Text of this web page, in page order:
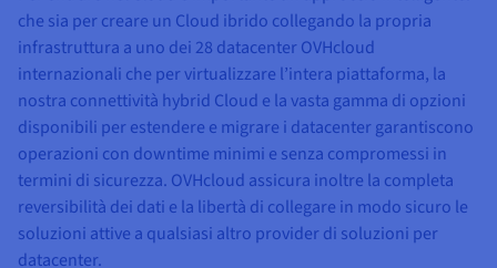
che sia per creare un Cloud ibrido collegando la propria
infrastruttura a uno dei 28 datacenter OVHcloud
internazionali che per virtualizzare l’intera piattaforma, la
nostra connettività hybrid Cloud e la vasta gamma di opzioni
disponibili per estendere e migrare i datacenter garantiscono
operazioni con downtime minimi e senza compromessi in
termini di sicurezza. OVHcloud assicura inoltre la completa
reversibilità dei dati e la libertà di collegare in modo sicuro le
soluzioni attive a qualsiasi altro provider di soluzioni per
datacenter.